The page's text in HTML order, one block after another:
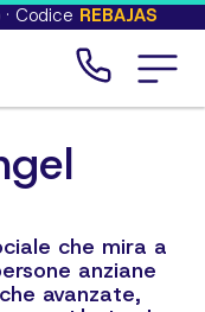
Codice REBAJAS
che mira a
anziane
avanzate,